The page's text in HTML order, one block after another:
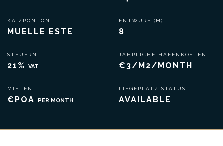
KAI/PONTON
MUELLE ESTE
STEUERN
21% VAT
MIETEN
€POA PER MONTH
ENTWURF (M)
8
JÄHRLICHE HAFENKOSTEN
€3/M2/MONTH
LIEGEPLATZ STATUS
AVAILABLE